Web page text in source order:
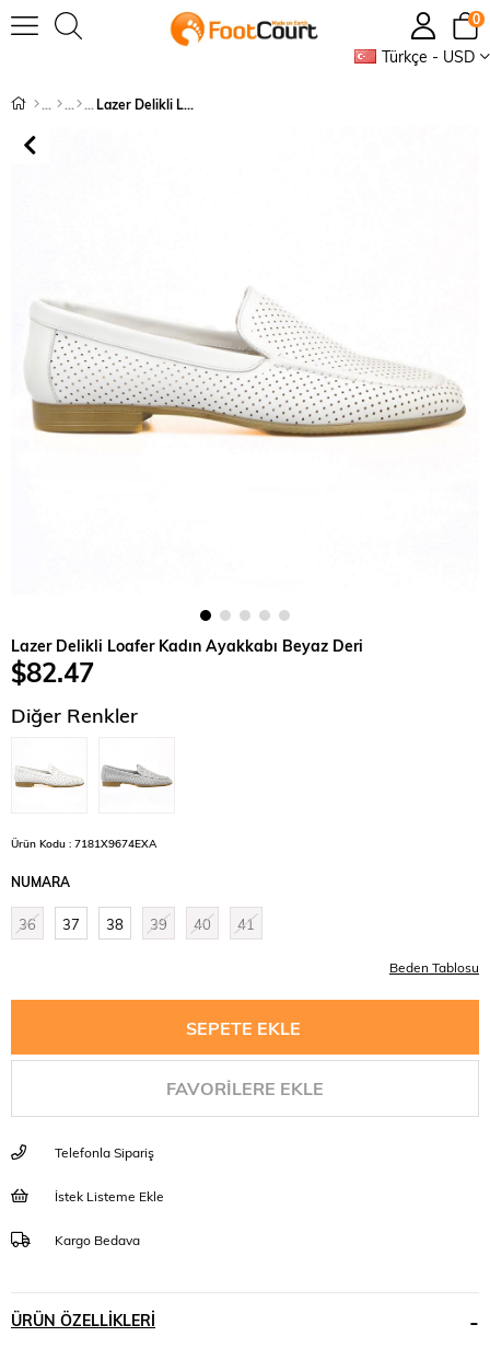
Türkçe - USD
0
Lazer Delikli Loafer Kadın Ayakkabı Beyaz Deri
Lazer Delikli Loafer Kadın Ayakkabı Beyaz Deri
$82.47
Diğer Renkler
Ürün Kodu : 7181X9674EXA
NUMARA
36 37 38 39 40 41
Beden Tablosu
FAVORILERE EKLE
Telefonla Sipariş
İstek Listeme Ekle
Kargo Bedava
ÜRÜN ÖZELLIKLERI